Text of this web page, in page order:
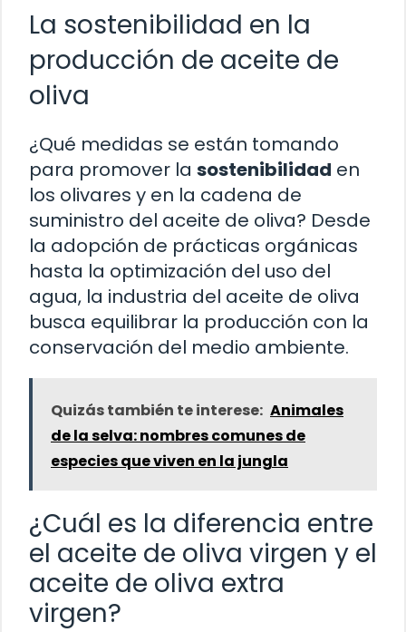
La sostenibilidad en la
producción de aceite de
oliva
¿Qué medidas se están tomando
para promover la sostenibilidad en
los olivares y en la cadena de
suministro del aceite de oliva? Desde
la adopción de prácticas orgánicas
hasta la optimización del uso del
agua, la industria del aceite de oliva
busca equilibrar la producción con la
conservación del medio ambiente.
Quizás también te interese: Animales
de la selva: nombres comunes de
especies que viven en la jungla
¿Cuál es la diferencia entre
el aceite de oliva virgen y el
aceite de oliva extra
virgen?